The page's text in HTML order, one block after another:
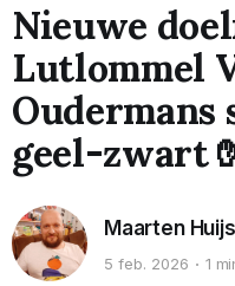
Nieuwe
Lutlommel
Oudermans
geel-zwart
Maarten
5 feb. 2026 1